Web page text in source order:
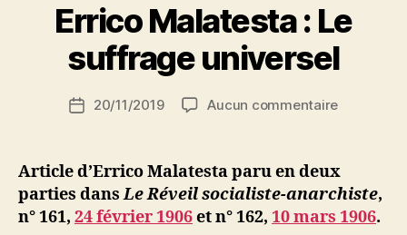
Errico Malatesta : Le
suffrage universel
a
r
S
N
ji
b
Date20/11/2019 Aucun commentairesur
:
Le
suffrage
universel
Article d’Errico Malatesta paru en deux
parties dansLe Réveil socialiste-anarchiste,
n° 161, 24 février 1906et n° 162, 10 mars 1906.